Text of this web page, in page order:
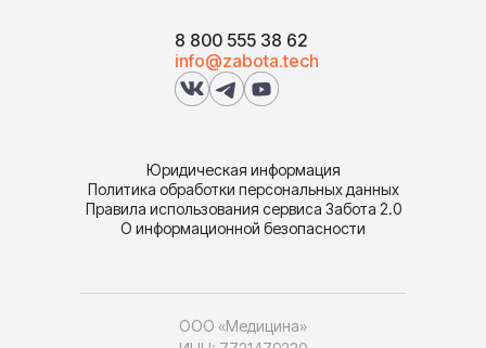
ООО «Медицина»
Юридическая информация
Политика обработки персональных данных
Правила использования сервиса Забота 2.0
О информационной безопасности
8 800 555 38 62
info@zabota.tech